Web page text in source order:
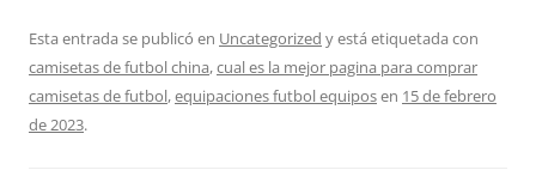
Esta entrada se publicó en Uncategorized y está etiquetada con
camisetas de futbol china,cual es la mejor pagina para comprar
camisetas de futbol,equipaciones futbol equiposen 15 de febrero
de 2023.